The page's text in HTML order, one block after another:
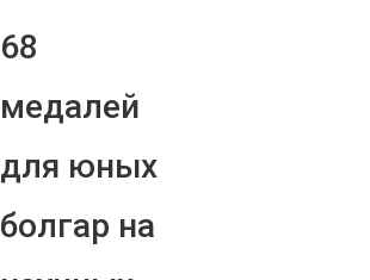
68
медалей
для юных
болгар на